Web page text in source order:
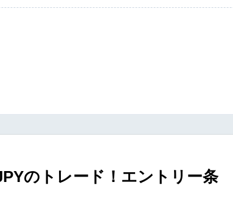
のトレード！エントリー条